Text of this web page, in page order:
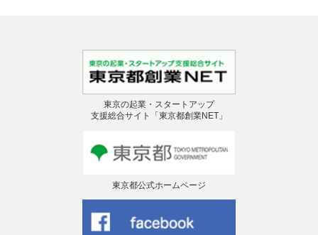
東京の起業・スタートアップ
支援総合サイト「東京都創業NET」
東京都公式ホームページ